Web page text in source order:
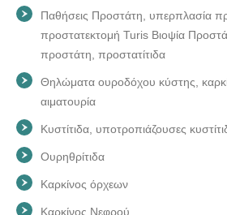
Παθήσεις Προστάτη, υπερπλασία
προστατεκτομή Turis Βιοψία
προστάτη, προστατίτιδα
Θηλώματα ουροδόχου κύστης,
αιματουρία
Κυστίτιδα, υποτροπιάζουσες
Ουρηθρίτιδα
Καρκίνος όρχεων
Καρκίνος Νεφρού